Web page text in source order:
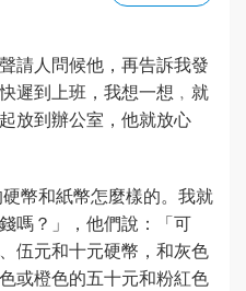
請人問候他，再告訴我發
遲到上班，我想一想﹐就
放到辦公室，他就放心
幣和紙幣怎麼樣的。我就
嗎？」，他們說：「可
伍元和十元硬幣，和灰色
或橙色的五十元和粉紅色